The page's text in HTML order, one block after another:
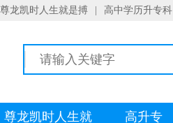
尊龙凯时人生就是搏 高中学历升专科
尊龙凯时人生就
高升专